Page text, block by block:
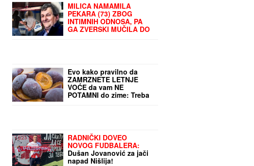
MILICA NAMAMILA
PEKARA (73) ZBOG
INTIMNIH ODNOSA, PA
GA ZVERSKI MUČILA DO
ga osumnjičeni pljačkali
Evo kako pravilno da
ZAMRZNETE LETNJE
VOĆE da vam NE
POTAMNI do zime: Treba
RADNIČKI DOVEO
NOVOG FUDBALERA:
Dušan Jovanović za jači
napad Nišlija!